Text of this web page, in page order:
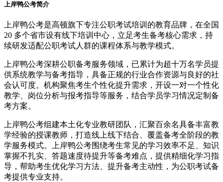
上岸鸭公考简介
上岸鸭公考是高顿旗下专注公职考试培训的教育品牌，在全国
20 多个省市设有线下培训中心，立足考生备考核心需求，持
续研发适配公职考试人群的课程体系与教学模式。
上岸鸭公考深耕公职备考服务领域，已累计为超十万名学员提
供系统教学与备考指导，具备正规的行业合作资源与良好的社
会认可度。机构聚焦考生个性化提升需求，开设一对一个性化
教学、岗位分析与报考指导等服务，结合学员学习情况定制备
考方案。
上岸鸭公考组建本土化专业教研团队，汇聚百余名具备丰富教
学经验的授课教师，打造线上线下结合、覆盖备考全阶段的教
学服务模式。上岸鸭公考围绕考生常见的学习效率不足、知识
掌握不扎实、答题速度待提升等备考难点，提供精细化学习指
导，帮助考生优化学习方法、提升备考主动性，为公职考试备
考提供专业支持。